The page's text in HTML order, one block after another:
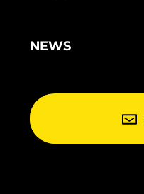
NEWS